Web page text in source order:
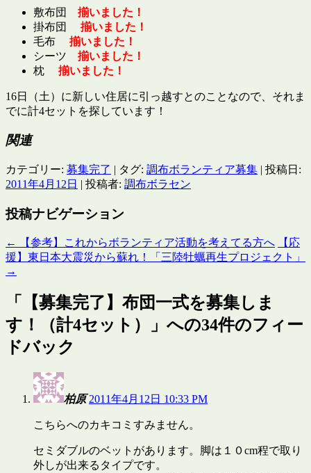
敷布団
揃いました！
掛布団
揃いました！
毛布 揃いました！
シーツ 揃いました！
枕 揃いました！
16日（土）に新しい住居に引っ越すとのことなので、それま
でに計4セットを探しています！
関連
カテゴリー: 募集完了 | タグ: 調布ボランティア募集 | 投稿日:
2011年4月12日 | 投稿者: 調布ボラセン
投稿ナビゲーション
← 【参考】これからボランティア活動を考えてる方へ
【応
援】東日本大震災から蘇れ！「三陸牡蠣再生プロジェクト」
→
「
【募集完了】布団一式を募集しま
す！（計4セット）
」への34件のフィー
ドバック
柏原 2011年4月12日 10:33 PM
こちらへのカキコミすみません。
セミダブルのベットがあります。脚は１０cm程で取り
外しが出来るタイプです。